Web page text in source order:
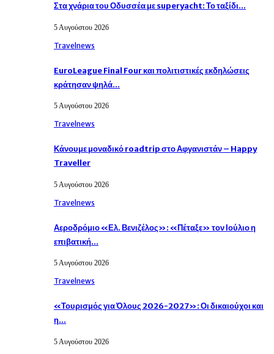
Στα χνάρια του Οδυσσέα με superyacht: Το ταξίδι…
5 Αυγούστου 2026
Travelnews
EuroLeague Final Four και πολιτιστικές εκδηλώσεις
κράτησαν ψηλά…
5 Αυγούστου 2026
Travelnews
Κάνουμε μοναδικό roadtrip στο Αφγανιστάν – Happy
Traveller
5 Αυγούστου 2026
Travelnews
Αεροδρόμιο «Ελ. Βενιζέλος»: «Πέταξε» τον Ιούλιο η
επιβατική…
5 Αυγούστου 2026
Travelnews
«Τουρισμός για Όλους 2026-2027»: Οι δικαιούχοι και
η…
5 Αυγούστου 2026